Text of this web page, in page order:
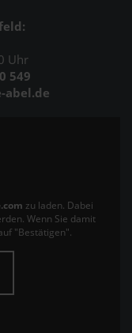
Uhr
549
abel.de
zu laden. Dabei
Wenn Sie damit
"Bestätigen".